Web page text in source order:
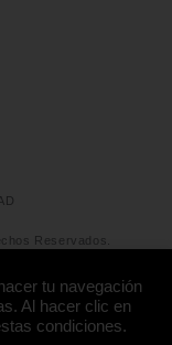
Reservados.
tu navegación
Al hacer clic en
condiciones.